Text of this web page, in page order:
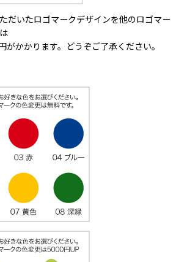
だいたロゴマークデザインを他のロゴマー
かかります。どうぞご了承ください。